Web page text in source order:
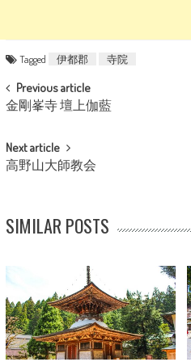
Tagged 伊都郡 寺院
POST NAVIGATION
Previous article
金剛峯寺 壇上伽藍
Next article
高野山大師教会
SIMILAR POSTS